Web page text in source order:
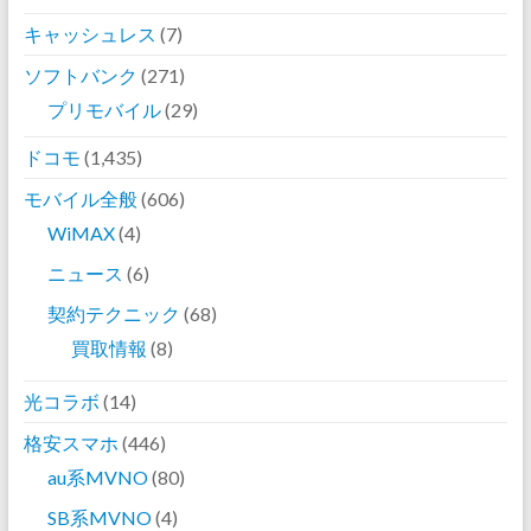
キャッシュレス (7)
ソフトバンク (271)
プリモバイル(29)
ドコモ (1,435)
モバイル全般(606)
WiMAX(4)
ニュース (6)
契約テクニック (68)
買取情報 (8)
光コラボ (14)
格安スマホ (446)
au系MVNO(80)
SB系MVNO(4)